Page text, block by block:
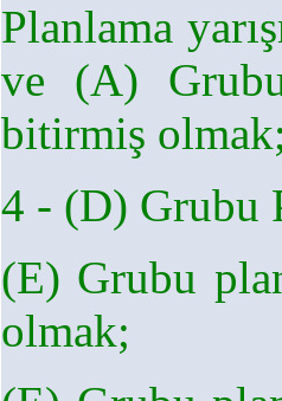
Planlama
ve (A)
bitirmiş
4 - (D) Grubu
(E) Grubu
olmak;